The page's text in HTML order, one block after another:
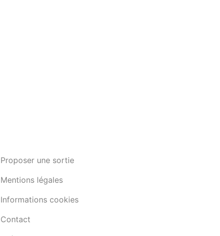
Proposer une sortie
Mentions légales
Informations cookies
Contact